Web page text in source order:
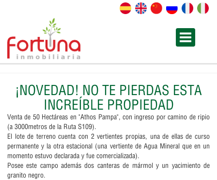
¡NOVEDAD! NO TE PIERDAS ESTA
INCREÍBLE PROPIEDAD
Venta de 50 Hectáreas en "Athos Pampa", con ingreso por camino de ripio
(a 3000metros de la Ruta S109).
El lote de terreno cuenta con 2 vertientes propias, una de ellas de curso
permanente y la otra estacional (una vertiente de Agua Mineral que en un
momento estuvo declarada y fue comercializada).
Posee este campo además dos canteras de mármol y un yacimiento de
granito negro.